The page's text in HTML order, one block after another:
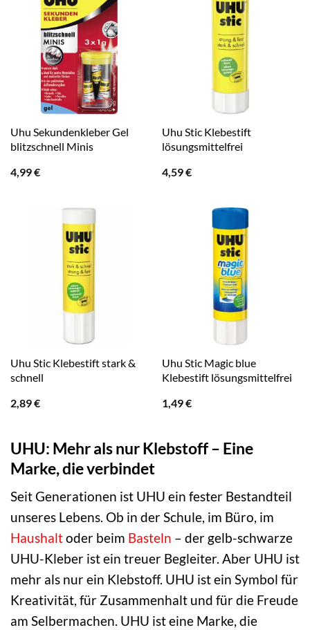
Uhu Sekundenkleber Gel
blitzschnell Minis
4,99€
Uhu Stic Klebestift
lösungsmittelfrei
4,59€
Uhu Stic Klebestift stark &
schnell
2,89€
Uhu Stic Magic blue
Klebestift lösungsmittelfrei
1,49€
UHU: Mehr als nur Klebstoff – Eine
Marke, die verbindet
Seit Generationen ist UHU ein fester Bestandteil
unseres Lebens. Ob in der Schule, im Büro, im
Haushaltoder beim Basteln – der gelb-schwarze
UHU-Kleber ist ein treuer Begleiter. Aber UHU ist
mehr als nur ein Klebstoff. UHU ist ein Symbol für
Kreativität, für Zusammenhalt und für die Freude
am Selbermachen. UHU ist eine Marke, die